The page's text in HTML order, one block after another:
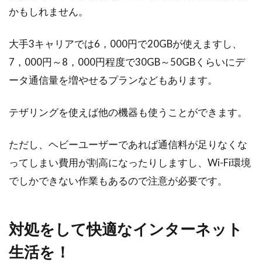
かもしれません。
大手3キャリアでは6，000円で20GBが使えますし、
7，000円～8，000円程度で30GB～50GBくらいにデ
ータ通信量を増やせるプランなどもあります。
テザリングを使えば他の機器も使うことができます。
ただし、ヘビーユーザーであれば通信料が足りなくな
ってしまい費用が割高になったりしますし、Wi-Fi環境
でしかできない作業もあるので注意が必要です。
対処をして快適なインターネット
生活を！